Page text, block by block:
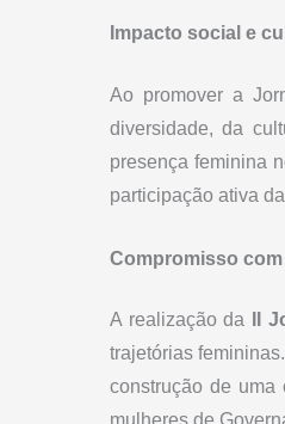
Impacto social e
Ao promover a
diversidade, da
presença feminina
participação ativa
Compromisso
A realização da II
trajetórias
construção de uma